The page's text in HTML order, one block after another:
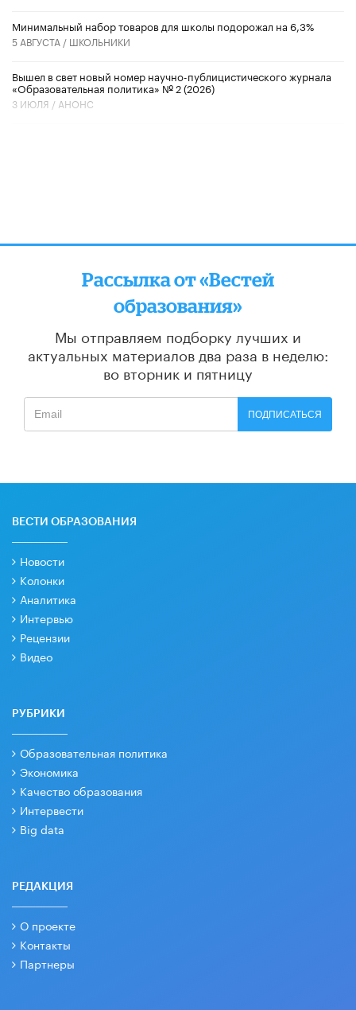
Минимальный набор товаров для школы подорожал на 6,3%
5 АВГУСТА / ШКОЛЬНИКИ
Вышел в свет новый номер научно-публицистического журнала
«Образовательная политика» № 2 (2026)
3 ИЮЛЯ / АНОНС
Рассылка от «Вестей
образования»
Мы отправляем подборку лучших и
актуальных материалов два раза в неделю:
во вторник и пятницу
ПОДПИСАТЬСЯ
ВЕСТИ ОБРАЗОВАНИЯ
Новости
Колонки
Аналитика
Интервью
Рецензии
Видео
РУБРИКИ
Образовательная политика
Экономика
Качество образования
Интервести
Big data
РЕДАКЦИЯ
О проекте
Контакты
Партнеры